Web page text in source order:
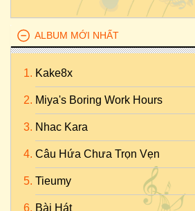
ALBUM MỚI NHẤT
Kake8x
Miya's Boring Work Hours
Nhac Kara
Câu Hứa Chưa Trọn Vẹn
Tieumy
Bài Hát